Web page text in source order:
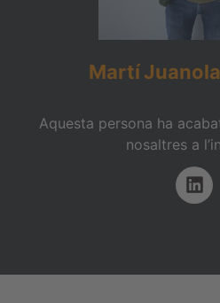
Martí Juanola
Aquesta persona ha
nosaltres a